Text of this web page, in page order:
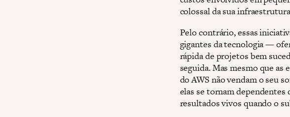
colossal da sua
Pelo contrário, essas
gigantes da tecnologia —
rápida de projetos bem
seguida. Mas mesmo que as
do AWS não vendam o seu
elas se tornam dependentes
resultados vivos quando o